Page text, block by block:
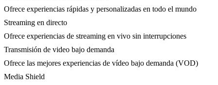
Ofrece experiencias rápidas y personalizadas en todo el mundo
Streaming en directo
Ofrece experiencias de streaming en vivo sin interrupciones
Transmisión de video bajo demanda
Ofrece las mejores experiencias de vídeo bajo demanda (VOD)
Media Shield